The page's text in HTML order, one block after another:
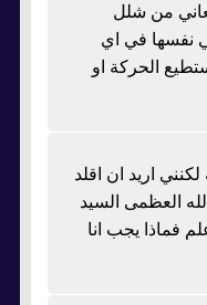
من شلل
نفسها في اي
الحركة او
لكنني اريد ان اقلد
العظمى السيد
فماذا يجب انا